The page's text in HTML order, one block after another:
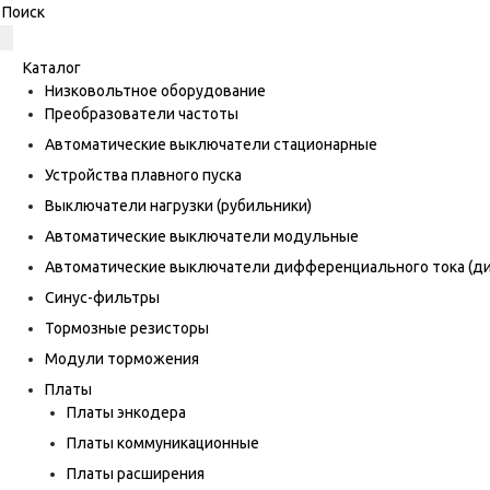
Каталог
Низковольтное оборудование
Преобразователи частоты
Автоматические выключатели стационарные
Устройства плавного пуска
Выключатели нагрузки (рубильники)
Автоматические выключатели модульные
Автоматические выключатели дифференциального тока
Синус-фильтры
Тормозные резисторы
Модули торможения
Платы
Платы энкодера
Платы коммуникационные
Платы расширения